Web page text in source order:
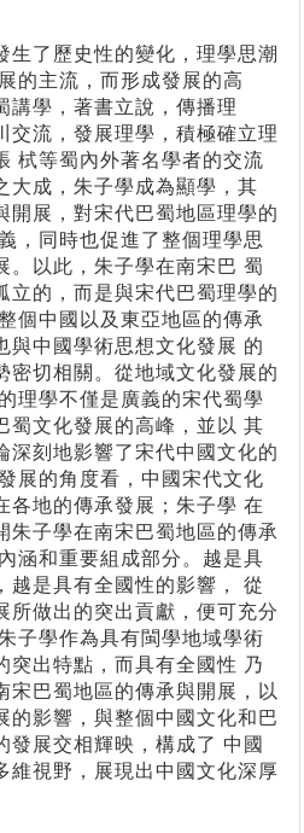
生了歷史性的變化，理學思潮
的主流，而形成發展的高
講學，著書立說，傳播理
交流，發展理學，積極確立理
栻等蜀內外著名學者的交流
大成，朱子學成為顯學，其
開展，對宋代巴蜀地區理學的
，同時也促進了整個理學思
。以此，朱子學在南宋巴 蜀
立的，而是與宋代巴蜀理學的
個中國以及東亞地區的傳承
與中國學術思想文化發展 的
密切相關。從地域文化發展的
理學不僅是廣義的宋代蜀學
蜀文化發展的高峰，並以 其
深刻地影響了宋代中國文化的
展的角度看，中國宋代文化
各地的傳承發展；朱子學 在
朱子學在南宋巴蜀地區的傳承
涵和重要組成部分。越是具
越是具有全國性的影響， 從
所做出的突出貢獻，便可充分
子學作為具有閩學地域學術
突出特點，而具有全國性 乃
宋巴蜀地區的傳承與開展，以
的影響，與整個中國文化和巴
發展交相輝映，構成了 中國
維視野，展現出中國文化深厚